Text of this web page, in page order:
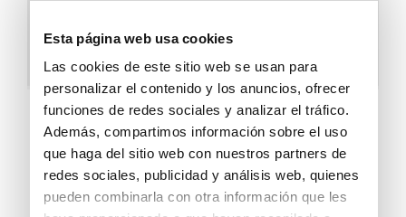
Esta página web usa cookies
Las cookies de este sitio web se usan para
personalizar el contenido y los anuncios, ofrecer
funciones de redes sociales y analizar el tráfico.
Además, compartimos información sobre el uso
que haga del sitio web con nuestros partners de
redes sociales, publicidad y análisis web, quienes
pueden combinarla con otra información que les
Mazzarri
Precio normal:
S/ 1059.00
Llévate a:
Bruno Ferrini
S/829.00
Llévate a: